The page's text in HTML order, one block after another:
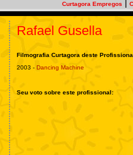
Curtagora Empregos
Rafael Gusella
Filmografia Curtagora deste
2003 - Dancing Machine
Seu voto sobre este profissional: